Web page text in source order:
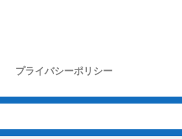
プライバシーポリシー